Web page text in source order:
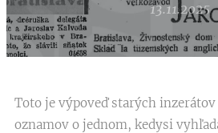
13.11.2025
Toto je výpoveď starých
oznamov o jednom, kedysi